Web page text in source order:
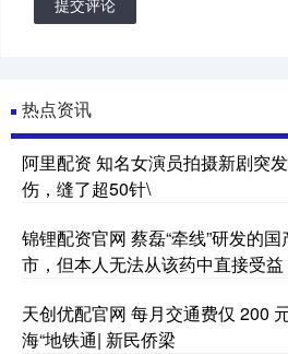
提交评论
热点资讯
阿里配资 知名女演员拍摄新剧突
伤，缝了超50针\
锦锂配资官网 蔡磊“牵线”研发的
市，但本人无法从该药中直接受益
天创优配官网 每月交通费仅 200
海“地铁通| 新民侨梁